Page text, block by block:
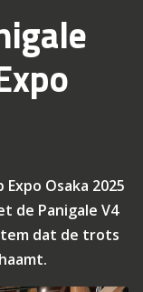
Osaka 2025
de Panigale V4
dat de trots